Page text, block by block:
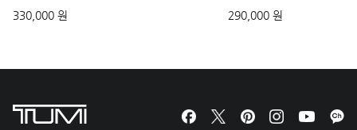
330,000 원 290,000 원